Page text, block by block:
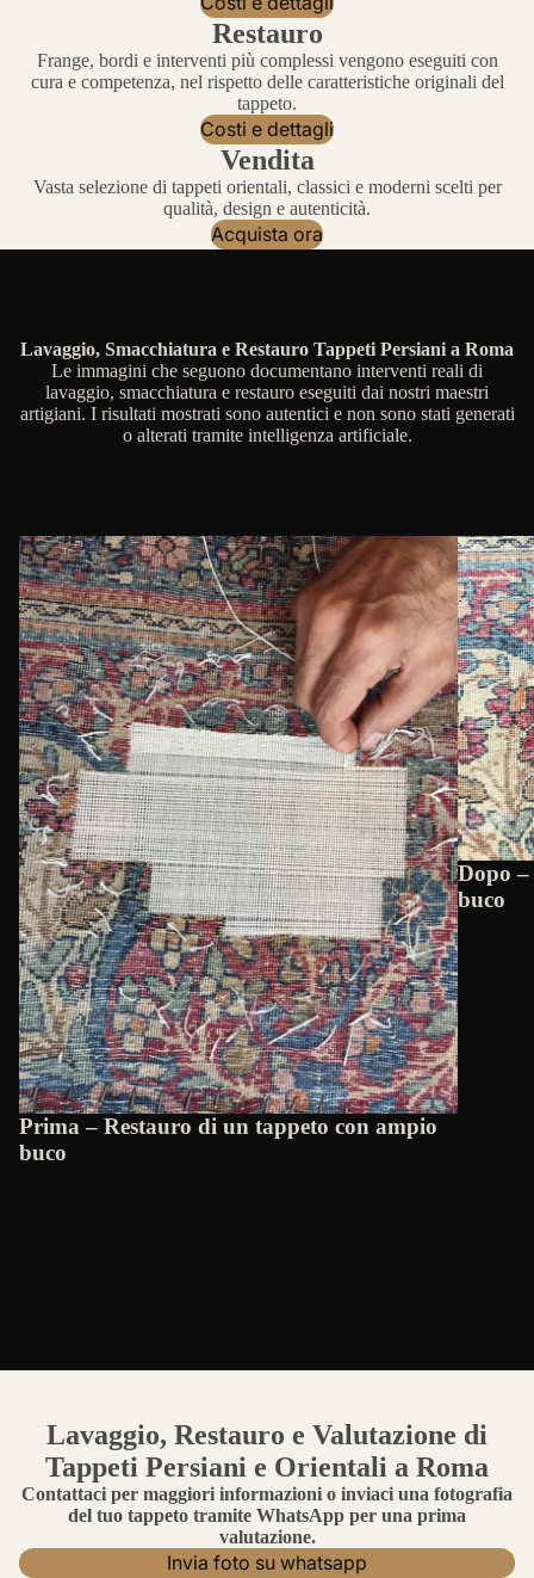
Restauro
Frange, bordi e interventi più complessi vengono eseguiti con
cura e competenza, nel rispetto delle caratteristiche originali del
tappeto.
Costi e dettagli
Vendita
Vasta selezione di tappeti orientali, classici e moderni scelti per
qualità, design e autenticità.
Acquista ora
Lavaggio, Smacchiatura e Restauro Tappeti Persiani a Roma
Le immagini che seguono documentano interventi reali di
lavaggio, smacchiatura e restauro eseguiti dai nostri maestri
artigiani. I risultati mostrati sono autentici e non sono stati generati
o alterati tramite intelligenza artificiale.
Prima – Restauro di un tappeto con ampio
buco
Dopo
buco
Lavaggio, Restauro e Valutazione di
Tappeti Persiani e Orientali a Roma
Contattaci per maggiori informazioni o inviaci una fotografia
del tuo tappeto tramite WhatsApp per una prima
valutazione.
Invia foto su whatsapp